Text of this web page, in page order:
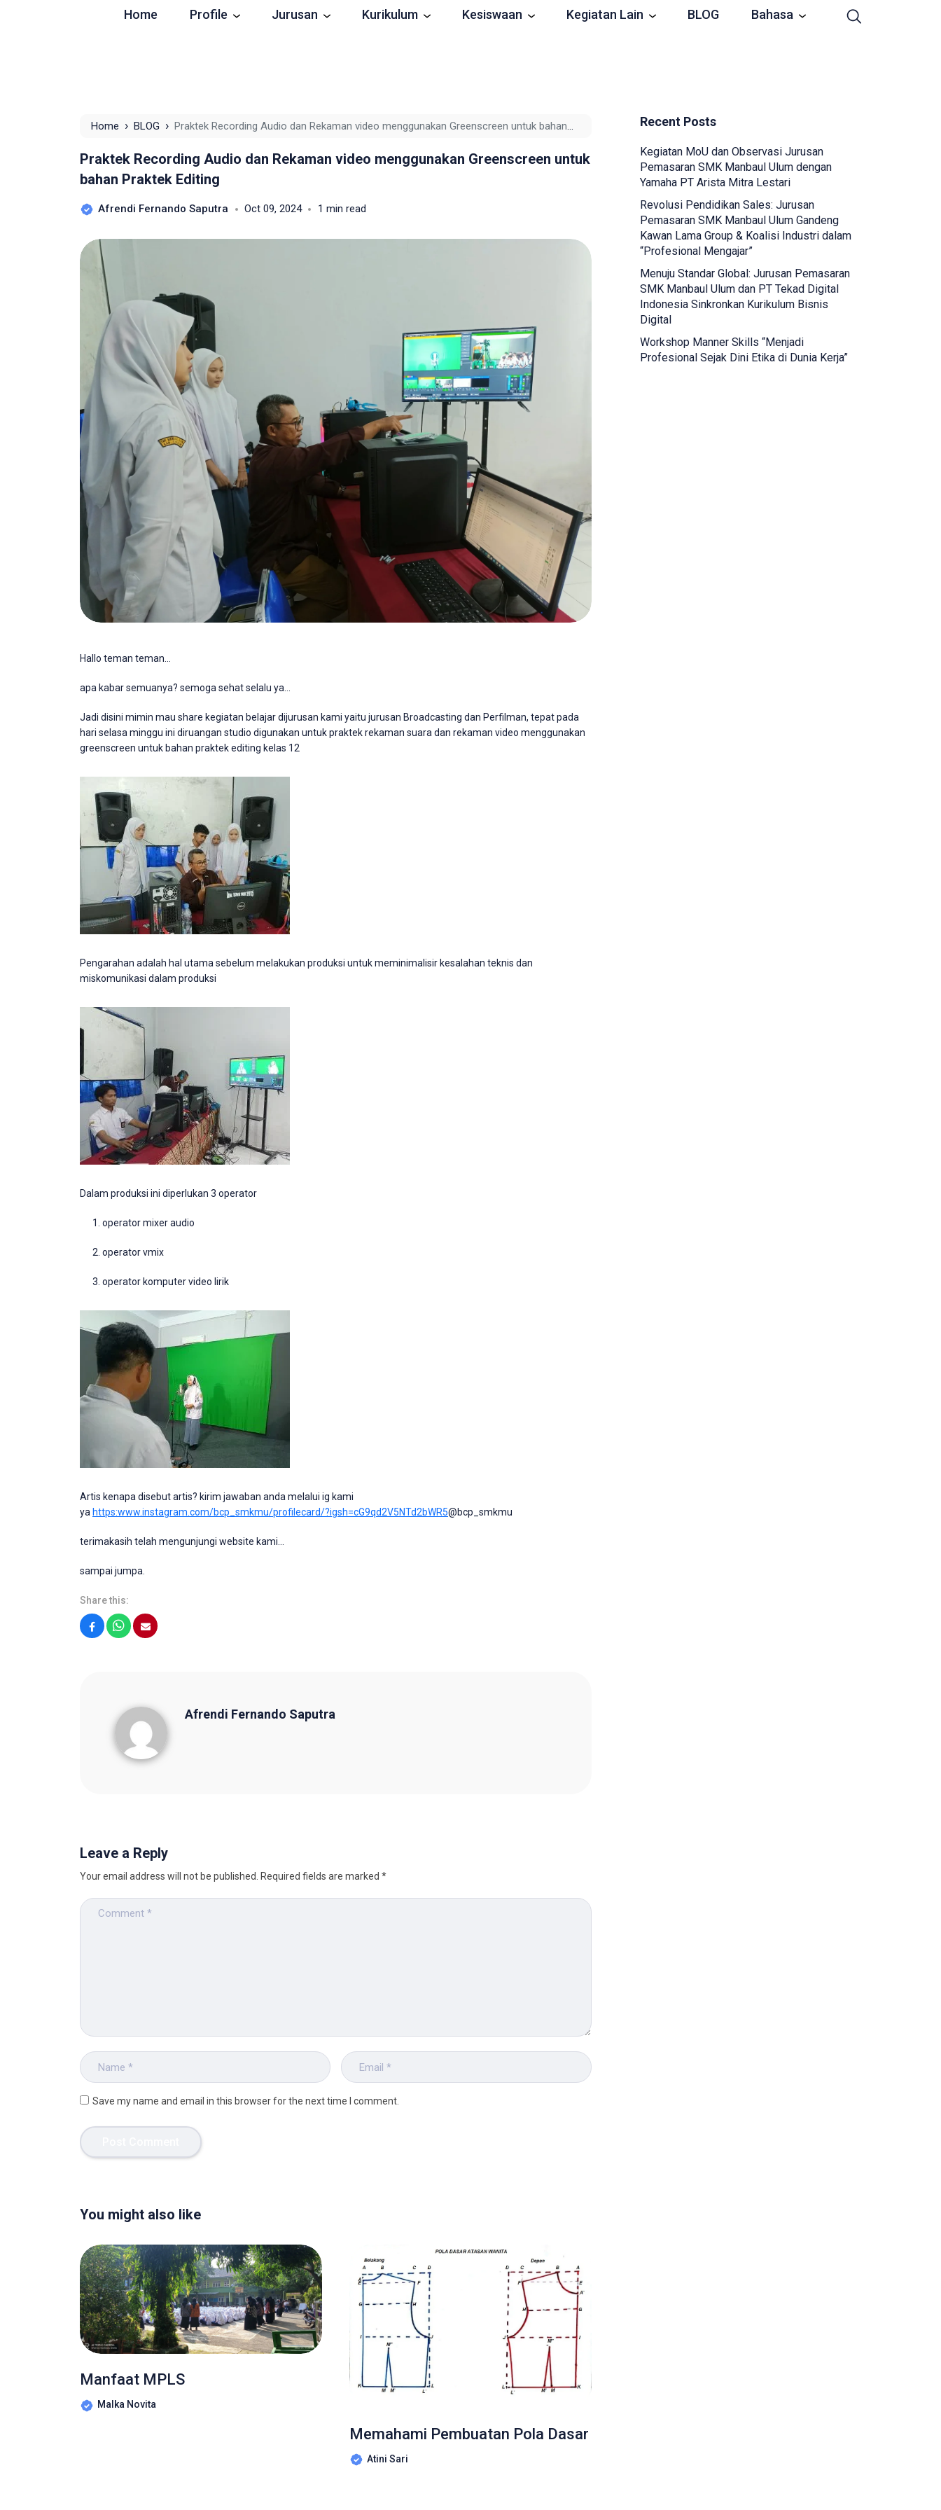
Home Profile Jurusan Kurikulum Kesiswaan Kegiatan Lain BLOG Bahasa
Home › BLOG › Praktek Recording Audio dan Rekaman video menggunakan Greenscreen untuk bahan
Praktek Recording Audio dan Rekaman video menggunakan Greenscreen untuk
bahan Praktek Editing
Afrendi Fernando Saputra Oct 09, 2024 1 min read
Hallo teman teman…
apa kabar semuanya? semoga sehat selalu ya…
Jadi disini mimin mau share kegiatan belajar dijurusan kami yaitu jurusan Broadcasting dan Perfilman, tepat pada
hari selasa minggu ini diruangan studio digunakan untuk praktek rekaman suara dan rekaman video menggunakan
greenscreen untuk bahan praktek editing kelas 12
Pengarahan adalah hal utama sebelum melakukan produksi untuk meminimalisir kesalahan teknis dan
miskomunikasi dalam produksi
Dalam produksi ini diperlukan 3 operator
operator mixer audio
operator vmix
operator komputer video lirik
Artis kenapa disebut artis? kirim jawaban anda melalui ig kami
ya https:www.instagram.com/bcp_smkmu/profilecard/?igsh=cG9qd2V5NTd2bWR5@bcp_smkmu
terimakasih telah mengunjungi website kami…
sampai jumpa.
Share this:
Afrendi Fernando Saputra
Leave a Reply
Your email address will not be published. Required fields are marked *
Save my name and email in this browser for the next time I comment.
You might also like
Manfaat MPLS
Malka Novita
Memahami Pembuatan Pola Dasar
Atini Sari
Recent Posts
Kegiatan MoU dan Observasi Jurusan
Pemasaran SMK Manbaul Ulum dengan
Yamaha PT Arista Mitra Lestari
Revolusi Pendidikan Sales: Jurusan
Pemasaran SMK Manbaul Ulum Gandeng
Kawan Lama Group & Koalisi Industri dalam
“Profesional Mengajar”
Menuju Standar Global: Jurusan Pemasaran
SMK Manbaul Ulum dan PT Tekad Digital
Indonesia Sinkronkan Kurikulum Bisnis
Digital
Workshop Manner Skills “Menjadi
Profesional Sejak Dini Etika di Dunia Kerja”